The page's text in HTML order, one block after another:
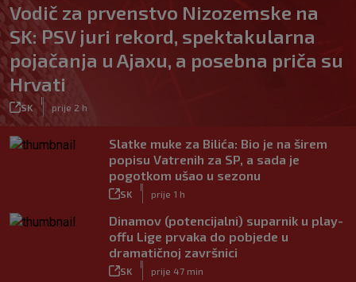
Vodič za prvenstvo Nizozemske na
SK: PSV juri rekord, spektakularna
pojačanja u Ajaxu, a posebna priča su
Hrvati
SK prije 2 h
Slatke muke za Bilića: Bio je na širem
popisu Vatrenih za SP, a sada je
pogotkom ušao u sezonu
SK prije 1 h
Dinamov (potencijalni) suparnik u play-
offu Lige prvaka do pobjede u
dramatičnoj završnici
SK prije 47 min